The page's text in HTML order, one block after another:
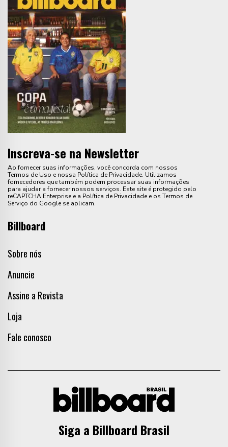
Inscreva-se na Newsletter
Ao fornecer suas informações, você concorda com nossos
Termos de Uso e nossa Política de Privacidade. Utilizamos
fornecedores que também podem processar suas informações
para ajudar a fornecer nossos serviços. Este site é protegido pelo
reCAPTCHA Enterprise e a Política de Privacidade e os Termos de
Serviço do Google se aplicam.
Billboard
Sobre nós
Anuncie
Assine a Revista
Loja
Fale conosco
Siga a Billboard Brasil